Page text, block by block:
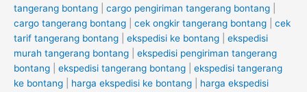
tangerang bontang
cargo pengiriman tangerang bontang
cargo tangerang bontang
cek ongkir tangerang bontang
cek
tarif tangerang bontang
ekspedisi ke bontang
ekspedisi
murah tangerang bontang
ekspedisi pengiriman tangerang
bontang
ekspedisi tangerang bontang
ekspedisi tangerang
ke bontang
harga ekspedisi ke bontang
harga ekspedisi